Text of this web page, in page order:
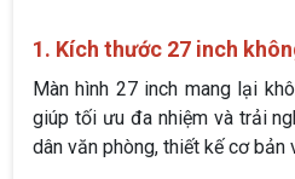
1. Kích thước 27 inch
Màn hình 27 inch mang lại
giúp tối ưu đa nhiệm và trải
dân văn phòng, thiết kế cơ bản